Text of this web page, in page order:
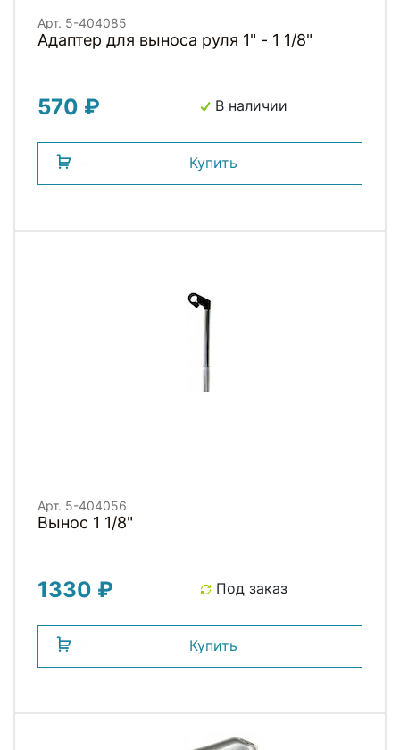
Арт. 5-404085
Адаптер для выноса руля 1" - 1 1/8"
570 ₽ В наличии
Купить
Арт. 5-404056
Вынос 1 1/8"
1330 ₽ Под заказ
Купить